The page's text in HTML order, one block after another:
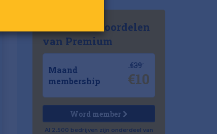
Ontdek de voordelen
van Premium
Maand
membership
€39
€10
Word member
Al 2.500 bedrijven zijn onderdeel van